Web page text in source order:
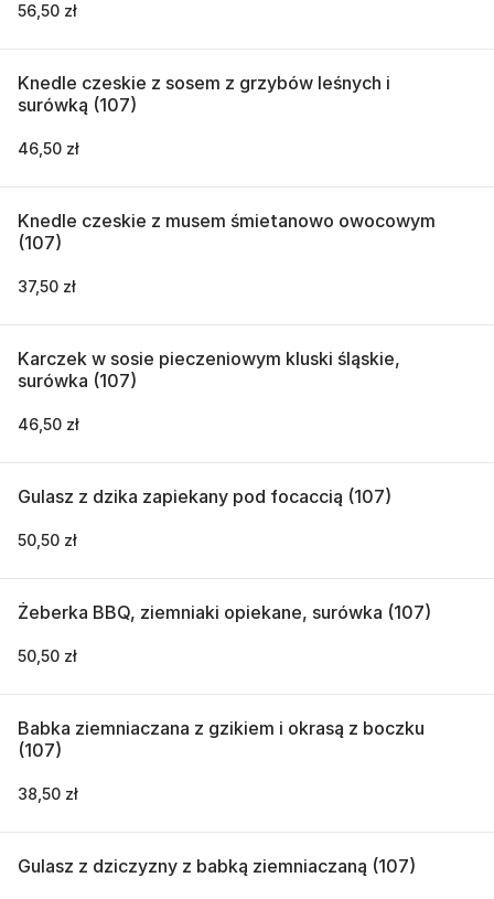
56,50 zł
Knedle czeskie z sosem z grzybów leśnych i
surówką (107)
46,50 zł
Knedle czeskie z musem śmietanowo owocowym
(107)
37,50 zł
Karczek w sosie pieczeniowym kluski śląskie,
surówka (107)
46,50 zł
Gulasz z dzika zapiekany pod focaccią (107)
50,50 zł
Żeberka BBQ, ziemniaki opiekane, surówka (107)
50,50 zł
Babka ziemniaczana z gzikiem i okrasą z boczku
(107)
38,50 zł
Gulasz z dziczyzny z babką ziemniaczaną (107)